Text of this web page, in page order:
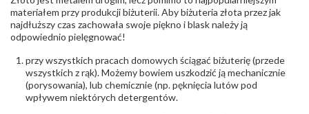
odpowiedzialny:
6850004631; tel.13 44 56 100;
biuro@obraczki.pl ,PZ Stelmach Sp. z o.o. ul.
Północna 22 45-805 Opole; NIP 7542889545;
Tel. +48 77 54 90 100; biuro@stelmach.pl
Bezpieczeństwo
- rodzaj
ostrzeżenia:
Nie nadaje się dla dzieci w wieku poniżej 3 lat
, Elementy w wyrobie wykonane z białego złota
zawierają nikiel
materiałem przy produkcji biżuterii. Aby biżuteria złota przez jak
najdłuższy czas zachowała swoje piękno i blask należy ją
odpowiednio pielęgnować!
przy wszystkich pracach domowych ściągać biżuterię (przede
wszystkich z rąk). Możemy bowiem uszkodzić ją mechanicznie
(porysowania), lub chemicznie (np. pęknięcia lutów pod
wpływem niektórych detergentów.